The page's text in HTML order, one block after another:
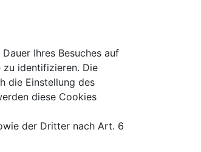
Ihres Besuches auf
zu identifizieren. Die
die Einstellung des
diese Cookies
der Dritter nach Art. 6